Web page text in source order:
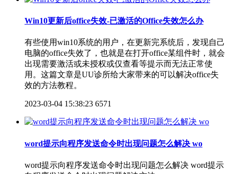
Win10更新后office失效-已激活的Office失效怎么办
有些使用win10系统的用户，在更新完系统后，发现自己
电脑的office失效了，也就是在打开office某组件时，就会
出现需要激活或未授权或仅查看等提示而无法正常使
用。这篇文章是UU诊所给大家带来的可以解决office失
效的方法教程。
2023-03-04 15:38:23 6571
word提示向程序发送命令时出现问题怎么解决 wo
word提示向程序发送命令时出现问题怎么解决 word提示